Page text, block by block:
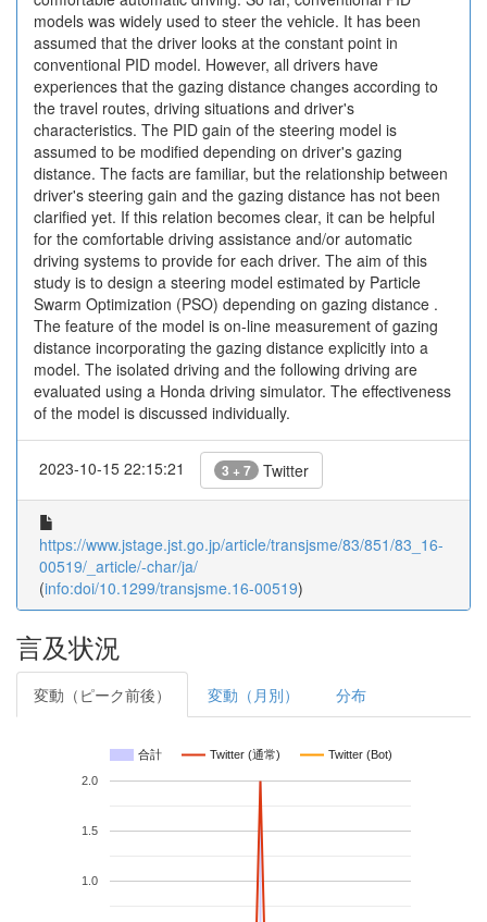
models was widely used to steer the vehicle. It has been
assumed that the driver looks at the constant point in
conventional PID model. However, all drivers have
experiences that the gazing distance changes according to
the travel routes, driving situations and driver's
characteristics. The PID gain of the steering model is
assumed to be modified depending on driver's gazing
distance. The facts are familiar, but the relationship between
driver's steering gain and the gazing distance has not been
clarified yet. If this relation becomes clear, it can be helpful
for the comfortable driving assistance and/or automatic
driving systems to provide for each driver. The aim of this
study is to design a steering model estimated by Particle
Swarm Optimization (PSO) depending on gazing distance .
The feature of the model is on-line measurement of gazing
distance incorporating the gazing distance explicitly into a
model. The isolated driving and the following driving are
evaluated using a Honda driving simulator. The effectiveness
of the model is discussed individually.
2023-10-15 22:15:21 3 + 7 Twitter
https://www.jstage.jst.go.jp/article/transjsme/83/851/83_16-
00519/_article/-char/ja/
(info:doi/10.1299/transjsme.16-00519)
言及状況
変動（ピーク前後） 変動（月別） 分布
合計 Twitter (通常) Twitter (Bot)
1.0
1.5
2.0